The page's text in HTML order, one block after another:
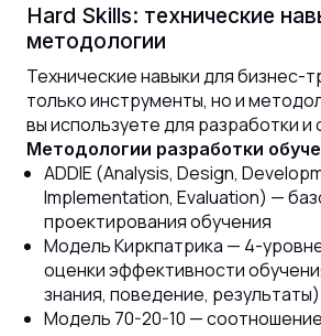
Hard Skills: технические
методологии
Технические навыки для бизнес-
только инструменты, но и
вы используете для разработки и
Методологии разработки
ADDIE (Analysis, Design,
Implementation, Evaluation) —
проектирования обучения
Модель Киркпатрика — 4-
оценки эффективности
знания, поведение, результаты)
Модель 70-20-10 —